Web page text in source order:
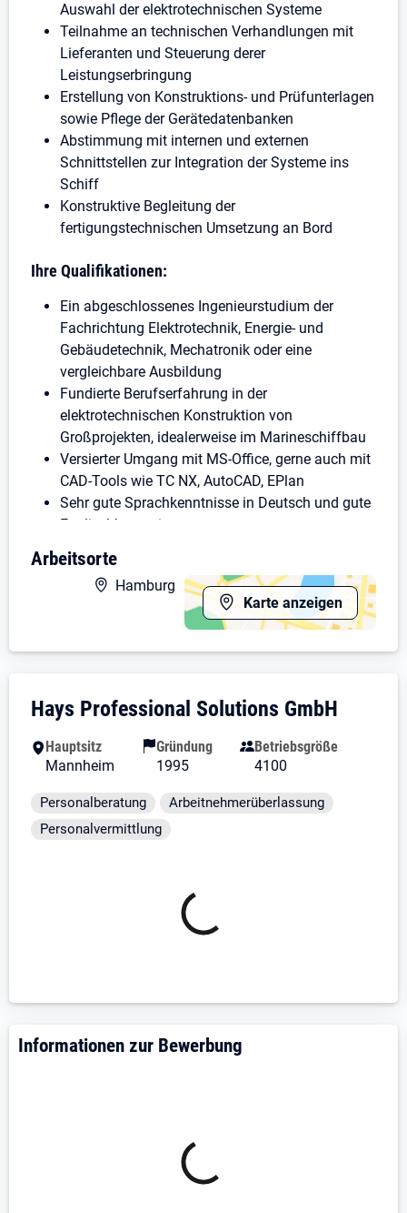
Auswahl der elektrotechnischen Systeme
Teilnahme an technischen Verhandlungen mit
Lieferanten und Steuerung derer
Leistungserbringung
Erstellung von Konstruktions- und Prüfunterlagen
sowie Pflege der Gerätedatenbanken
Abstimmung mit internen und externen
Schnittstellen zur Integration der Systeme ins
Schiff
Konstruktive Begleitung der
fertigungstechnischen Umsetzung an Bord
Ihre Qualifikationen:
Ein abgeschlossenes Ingenieurstudium der
Fachrichtung Elektrotechnik, Energie- und
Gebäudetechnik, Mechatronik oder eine
vergleichbare Ausbildung
Fundierte Berufserfahrung in der
elektrotechnischen Konstruktion von
Großprojekten, idealerweise im Marineschiffbau
Versierter Umgang mit MS-Office, gerne auch mit
CAD-Tools wie TC NX, AutoCAD, EPlan
Sehr gute Sprachkenntnisse in Deutsch und gute
Englischkenntnisse
Arbeit in einem engagierten Team
Führungskräften aus dem Ingenieurwesen und dem
durch unsere intensiven Beziehungen und Netzwerke
Ihnen als Engineering-Fachleuten spannende Projekte
und attraktive Positionen. Ganz nach Ihren Interessen
Betreuung von der ersten Ansprache bis zum Antritt
Ihres neuen Projektes bzw. Ihrer neuen Stelle - und das
Arbeitsorte
Karte anzeigen
Hamburg
Unternehmensdarstellung: Hays
Hays Professional Solutions GmbH
Hauptsitz
Mannheim
Gründung
1995
Betriebsgröße
4100
Tätigkeitsfelder und Schlagworte
Personalberatung
Arbeitnehmerüberlassung
Personalvermittlung
Informationen zur Bewerbung